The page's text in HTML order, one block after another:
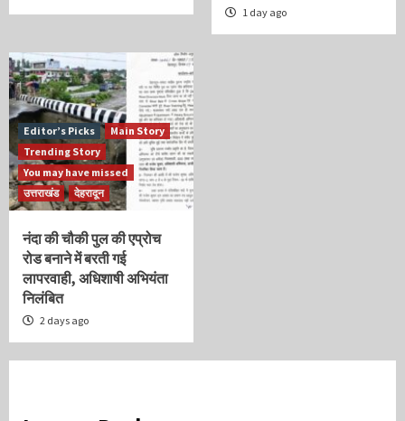
1 day ago
Editor’s Picks
Main Story
Trending Story
You may have missed
उत्तराखंड
देहरादून
नंदा की चौकी पुल की एप्रोच
रोड बनाने में बरती गई
लापरवाही, अधिशाषी अभियंता
निलंबित
2 days ago